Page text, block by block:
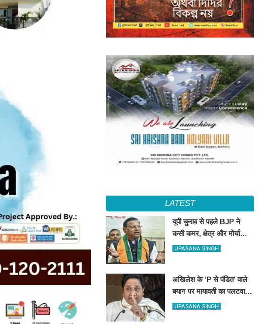
LATEST
यूपी चुनाव से पहले BJP ने
कसी कमर, क्षेत्र और मोर्चा
प्रभारियों की नई जिम्मेदारियां
UPASANA SINGH
अखिलेश के ‘P से पंडित’ वाले
बयान पर मायावती का पलटवार,
सपा को बताया ‘गिरगिट की तरह
UPASANA SINGH